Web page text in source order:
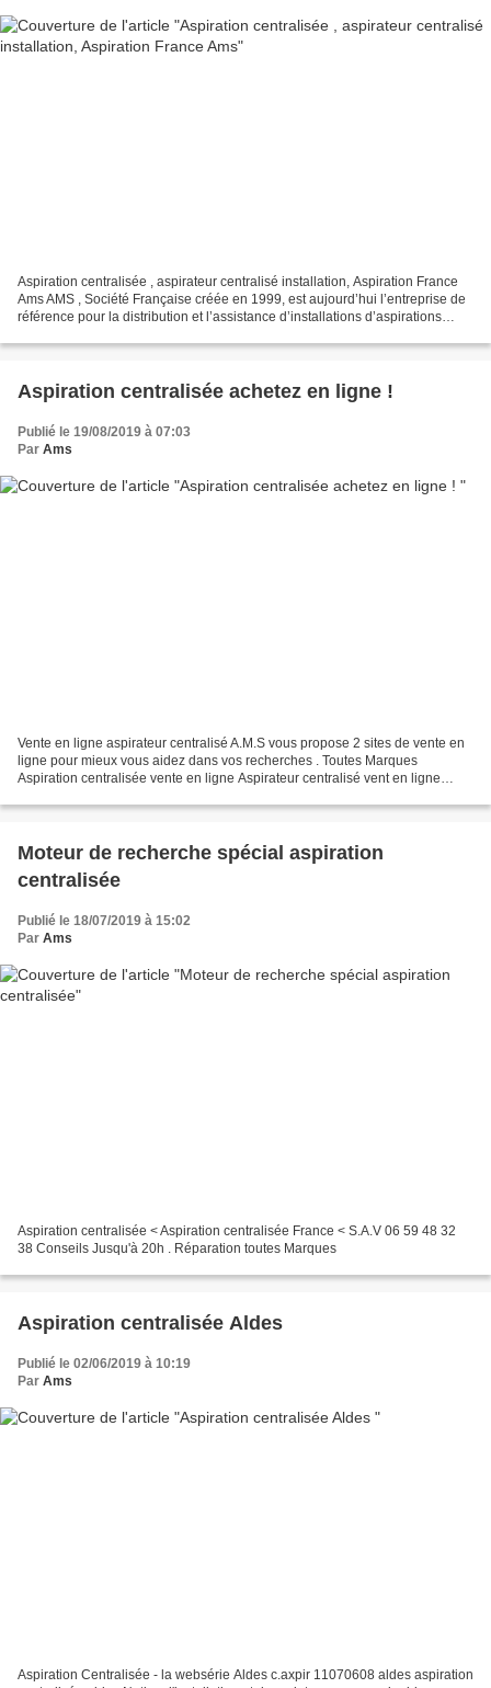
Aspiration centralisée , aspirateur centralisé installation, Aspiration France
Ams AMS , Société Française créée en 1999, est aujourd’hui l’entreprise de
référence pour la distribution et l’assistance d’installations d’aspirations
Aspiration centralisée achetez en ligne !
Publié le 19/08/2019 à 07:03
Par Ams
Vente en ligne aspirateur centralisé A.M.S vous propose 2 sites de vente en
ligne pour mieux vous aidez dans vos recherches . Toutes Marques
Aspiration centralisée vente en ligne Aspirateur centralisé vent en ligne
Moteur de recherche spécial aspiration
centralisée
Publié le 18/07/2019 à 15:02
Par Ams
Aspiration centralisée < Aspiration centralisée France < S.A.V 06 59 48 32
38 Conseils Jusqu'à 20h . Réparation toutes Marques
Aspiration centralisée Aldes
Publié le 02/06/2019 à 10:19
Par Ams
Aspiration Centralisée - la websérie Aldes c.axpir 11070608 aldes aspiration